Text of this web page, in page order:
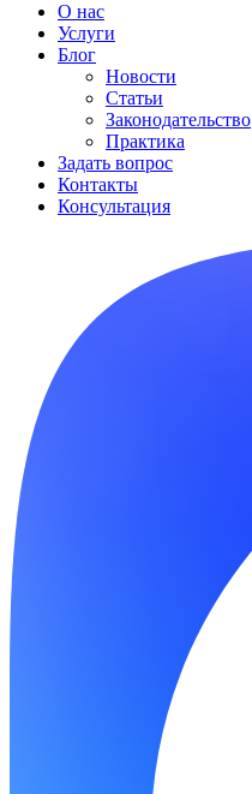
О нас
Услуги
Блог
Новости
Статьи
Законодательство
Практика
Задать вопрос
Контакты
Консультация